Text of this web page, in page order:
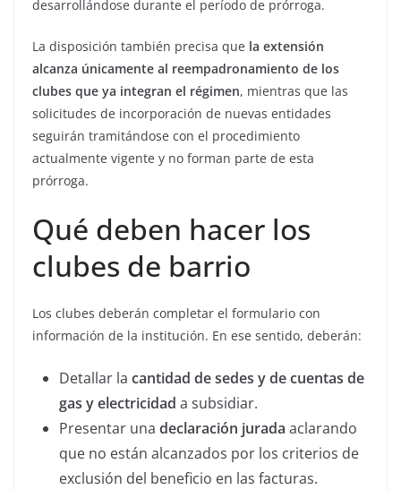
desarrollándose durante el período de prórroga.
La disposición también precisa que la extensión
alcanza únicamente al reempadronamiento de los
clubes que ya integran el régimen, mientras que las
solicitudes de incorporación de nuevas entidades
seguirán tramitándose con el procedimiento
actualmente vigente y no forman parte de esta
prórroga.
Qué deben hacer los
clubes de barrio
Los clubes deberán completar el formulario con
información de la institución. En ese sentido, deberán:
Detallar la cantidad de sedes y de cuentas de
gas y electricidad a subsidiar.
Presentar una declaración jurada aclarando
que no están alcanzados por los criterios de
exclusión del beneficio en las facturas.